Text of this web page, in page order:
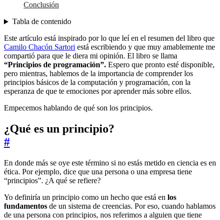
Conclusión
Tabla de contenido
Este artículo está inspirado por lo que leí en el resumen del libro que
Camilo Chacón Sartori está escribiendo y que muy amablemente me
compartió para que le diera mi opinión. El libro se llama
“Principios de programación”. Espero que pronto esté disponible,
pero mientras, hablemos de la importancia de comprender los
principios básicos de la computación y programación, con la
esperanza de que te emociones por aprender más sobre ellos.
Empecemos hablando de qué son los principios.
¿Qué es un principio?
#
En donde más se oye este término si no estás metido en ciencia es en
ética. Por ejemplo, dice que una persona o una empresa tiene
“principios”. ¿A qué se refiere?
Yo definiría un principio como un hecho que está en los
fundamentos de un sistema de creencias. Por eso, cuando hablamos
de una persona con principios, nos referimos a alguien que tiene